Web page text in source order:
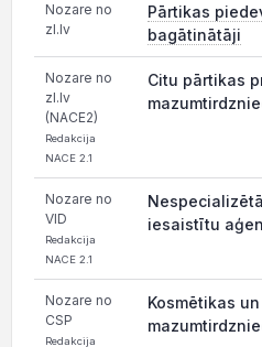
Nozare no
zl.lv
Pārtikas
bagātinātāji
Nozare no
zl.lv
(NACE2)
Redakcija
NACE 2.1
Citu pārtikas
Nozare no
VID
Redakcija
NACE 2.1
iesaistītu
Nozare no
CSP
Redakcija
Kosmētikas